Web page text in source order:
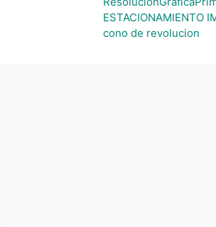
ESTACIONAMIENTO
cono de revolucion